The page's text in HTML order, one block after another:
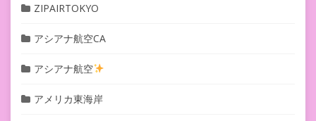
ZIPAIRTOKYO
アシアナ航空CA
アシアナ航空
アメリカ東海岸